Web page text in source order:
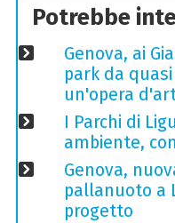
Potrebbe
Genova, ai
park da
un'opera
I Parchi di
ambiente,
Genova,
pallanuoto a
progetto